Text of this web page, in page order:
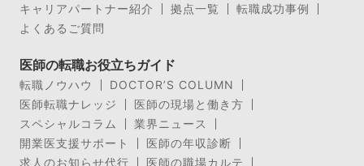
キャリアパートナー紹介
拠点一覧
転職成功事例
よくあるご質問
医師の転職お役立ちガイド
転職ノウハウ
DOCTOR’S COLUMN
医師転職ナレッジ
医師の現場と働き方
スペシャルコラム
業界ニュース
開業医支援サポート
医師の年収診断
求人のお知らせ代行
医師の職場カルテ